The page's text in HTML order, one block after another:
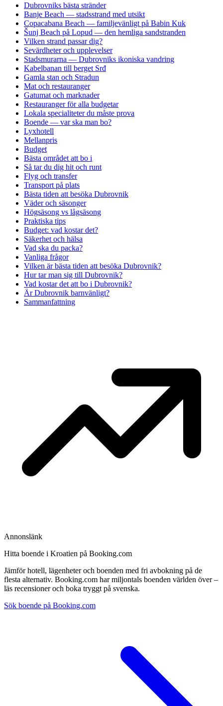
Dubrovniks bästa stränder
Banje Beach — stadsstrand med utsikt
Copacabana Beach — familjevänligt på Babin Kuk
Šunj Beach på Lopud — den hemliga sandstranden
Vilken strand passar dig?
Sevärdheter och upplevelser
Stadsmurarna — Dubrovniks ikoniska vandring
Kabelbanan till berget Srđ
Gamla stan och Stradun
Mat och restauranger
Gatumat och marknader
Restauranger för alla budgetar
Lokala specialiteter du måste prova
Boende — var ska man bo?
Lyxhotell
Mellanpris
Budget
Bästa området att bo i
Så tar du dig hit och runt
Flyg och transfer
Transport på plats
Bästa tiden att besöka Dubrovnik
Väder och säsonger
Högsäsong vs lågsäsong
Praktiska tips
Budget: vad kostar det?
Säkerhet och hälsa
Vad ska du packa?
Vanliga frågor
Vilken är bästa tiden att besöka Dubrovnik?
Hur tar man sig till Dubrovnik?
Vad kostar det att bo i Dubrovnik?
Är Dubrovnik barnvänligt?
Sammanfattning
Annonslänk
Hitta boende i Kroatien på Booking.com
Jämför hotell, lägenheter och boenden med fri avbokning på de
flesta alternativ. Booking.com har miljontals boenden världen över –
läs recensioner och boka tryggt på svenska.
Sök boende på Booking.com